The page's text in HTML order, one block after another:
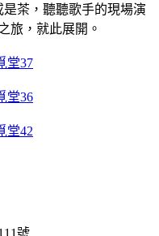
茶，聽聽歌手的現場演
旅，就此展開。
號